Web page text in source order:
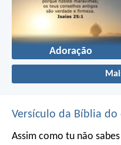
Adoração
Versículo da Bíblia do
Assim como tu não